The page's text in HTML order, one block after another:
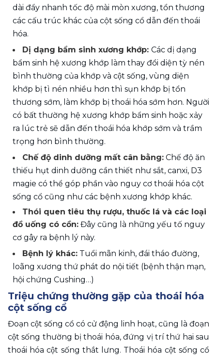
dài đẩy nhanh tốc độ mài mòn xương, tổn thương
các cấu trúc khác của cột sống cổ dẫn đến thoái
hóa.
Dị dạng bẩm sinh xương khớp: Các dị dạng
bẩm sinh hệ xương khớp làm thay đổi diện tỳ nén
bình thường của khớp và cột sống, vùng diện
khớp bị tì nén nhiều hơn thì sụn khớp bị tổn
thương sớm, làm khớp bị thoái hóa sớm hơn. Người
có bất thường hệ xương khớp bẩm sinh hoặc xảy
ra lúc trẻ sẽ dẫn đến thoái hóa khớp sớm và trầm
trọng hơn bình thường.
Chế độ dinh dưỡng mất cân bằng: Chế độ ăn
thiếu hụt dinh dưỡng cần thiết như sắt, canxi, D3
magie có thể góp phần vào nguy cơ thoái hóa cột
sống cổ cũng như các bệnh xương khớp khác.
Thói quen tiêu thụ rượu, thuốc lá và các loại
đồ uống có cồn: Đây cũng là những yếu tố nguy
cơ gây ra bệnh lý này.
Bệnh lý khác: Tuổi mãn kinh, đái tháo đường,
loãng xương thứ phát do nội tiết (bệnh thận mạn,
hội chứng Cushing…)
Triệu chứng thường gặp của thoái hóa
cột sống cổ
Đoạn cột sống cổ có cử động linh hoạt, cũng là đoạn
cột sống thường bị thoái hóa, đứng vị trí thứ hai sau
thoái hóa cột sống thắt lưng. Thoái hóa cột sống cổ